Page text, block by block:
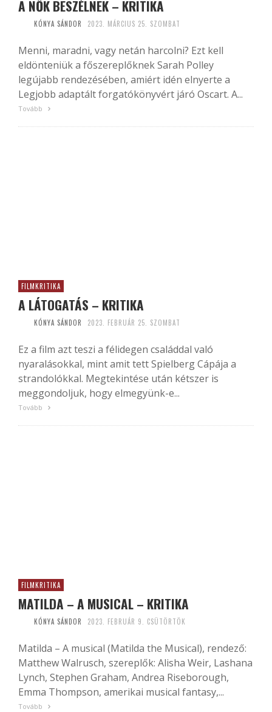
A NŐK BESZÉLNEK – KRITIKA
KÓNYA SÁNDOR 2023. MÁRCIUS 25. SZOMBAT
Menni, maradni, vagy netán harcolni? Ezt kell
eldönteniük a főszereplőknek Sarah Polley
legújabb rendezésében, amiért idén elnyerte a
Legjobb adaptált forgatókönyvért járó Oscart. A...
Tovább
FILMKRITIKA
A LÁTOGATÁS – KRITIKA
KÓNYA SÁNDOR 2023. FEBRUÁR 25. SZOMBAT
Ez a film azt teszi a félidegen családdal való
nyaralásokkal, mint amit tett Spielberg Cápája a
strandolókkal. Megtekintése után kétszer is
meggondoljuk, hogy elmegyünk-e...
Tovább
FILMKRITIKA
MATILDA – A MUSICAL – KRITIKA
KÓNYA SÁNDOR 2023. FEBRUÁR 9. CSÜTÖRTÖK
Matilda – A musical (Matilda the Musical), rendező:
Matthew Walrusch, szereplők: Alisha Weir, Lashana
Lynch, Stephen Graham, Andrea Riseborough,
Emma Thompson, amerikai musical fantasy,...
Tovább